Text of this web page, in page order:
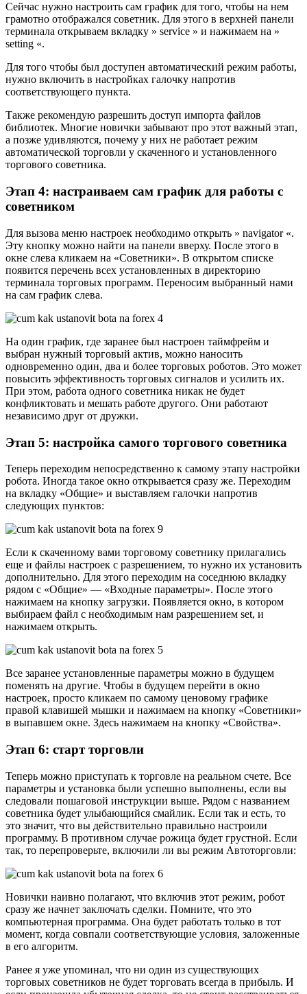
Сейчас нужно настроить сам график для того, чтобы на нем
грамотно отображался советник. Для этого в верхней панели
терминала открываем вкладку » service » и нажимаем на »
setting «.
Для того чтобы был доступен автоматический режим работы,
нужно включить в настройках галочку напротив
соответствующего пункта.
Также рекомендую разрешить доступ импорта файлов
библиотек. Многие новички забывают про этот важный этап,
а позже удивляются, почему у них не работает режим
автоматической торговли у скаченного и установленного
торгового советника.
Этап 4: настраиваем сам график для работы с
советником
Для вызова меню настроек необходимо открыть » navigator «.
Эту кнопку можно найти на панели вверху. После этого в
окне слева кликаем на «Советники». В открытом списке
появится перечень всех установленных в директорию
терминала торговых программ. Переносим выбранный нами
на сам график слева.
На один график, где заранее был настроен таймфрейм и
выбран нужный торговый актив, можно наносить
одновременно один, два и более торговых роботов. Это может
повысить эффективность торговых сигналов и усилить их.
При этом, работа одного советника никак не будет
конфликтовать и мешать работе другого. Они работают
независимо друг от дружки.
Этап 5: настройка самого торгового советника
Теперь переходим непосредственно к самому этапу настройки
робота. Иногда такое окно открывается сразу же. Переходим
на вкладку «Общие» и выставляем галочки напротив
следующих пунктов:
Если к скаченному вами торговому советнику прилагались
еще и файлы настроек с разрешением, то нужно их установить
дополнительно. Для этого переходим на соседнюю вкладку
рядом с «Общие» — «Входные параметры». После этого
нажимаем на кнопку загрузки. Появляется окно, в котором
выбираем файл с необходимым нам разрешением set, и
нажимаем открыть.
Все заранее установленные параметры можно в будущем
поменять на другие. Чтобы в будущем перейти в окно
настроек, просто кликаем по самому ценовому графике
правой клавишей мышки и нажимаем на кнопку «Советники»
в выпавшем окне. Здесь нажимаем на кнопку «Свойства».
Этап 6: старт торговли
Теперь можно приступать к торговле на реальном счете. Все
параметры и установка были успешно выполнены, если вы
следовали пошаговой инструкции выше. Рядом с названием
советника будет улыбающийся смайлик. Если так и есть, то
это значит, что вы действительно правильно настроили
программу. В противном случае рожица будет грустной. Если
так, то перепроверьте, включили ли вы режим Автоторговли:
Новички наивно полагают, что включив этот режим, робот
сразу же начнет заключать сделки. Помните, что это
компьютерная программа. Она будет работать только в тот
момент, когда совпали соответствующие условия, заложенные
в его алгоритм.
Ранее я уже упоминал, что ни один из существующих
торговых советников не будет торговать всегда в прибыль. И